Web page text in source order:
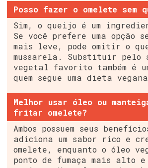
Posso fazer o omelete sem
Sim, o queijo é um
Se você prefere uma opção
mais leve, pode omitir o
mussarela. Substituir pelo
vegetal favorito também é
quem segue uma dieta
Melhor usar óleo ou
fritar omelete?
Ambos possuem seus
adiciona um sabor rico e
omelete, enquanto o óleo
ponto de fumaça mais alto